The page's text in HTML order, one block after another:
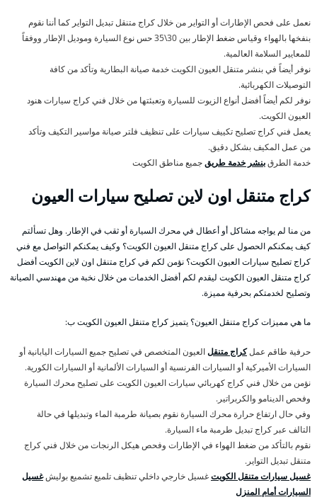
نعمل على فحص الإطارات أو التواير من خلال كراج متنقل تبديل التواير كما أننا نقوم
بنفخها بالهواء وقياس ضغط الإطار بين 30\35 حس نوع السيارة وموديل الإطار ووفقاً
للمعايير السلامة العالمية.
نوفر أيضاً في بنشر متنقل العيون الكويت خدمة صيانة البطارية وتأكد من كافة
التوصيلات الكهربائية.
نوفر لكم أيضاً أفضل أنواع الزيوت للسيارة وتعبئتها من خلال فني كراج سيارات هنود
العيون الكويت.
يعمل فني كراج تصليح تكييف سيارات على تنظيف فلتر صيانة مواسير التكيف وتأكد
من عمل المكيف بشكل دقيق.
خدمة الطرقبنشر خدمة طريقجميع مناطق الكويت
كراج متنقل اون لاين تصليح سيارات العيون
من منا لم يواجه مشاكل أو أعطال في محرك السيارة أو ثقب في الإطار. وهل تسألتم
كيف يمكنكم الحصول على كراج متنقل العيون الكويت؟ وكيف يمكنكم التواصل مع فني
كراج تصليح سيارات العيون الكويت؟ نؤمن لكم في كراج متنقل اون لاين الكويت أفضل
كراج متنقل العيون الكويت ليقدم لكم أفضل الخدمات من خلال نخبة من مهندسي الصيانة
وتصليح لخدمتكم بحرفية مميزة.
ما هي مميزات كراج متنقل العيون؟ يتميز كراج متنقل العيون الكويت ب:
حرفية طاقم عملكراج متنقلالعيون المتخصص في تصليح جميع السيارات اليابانية أو
السيارات الأميركية أو السيارات الفرنسية أو السيارات الألمانية أو السيارات الكورية.
نؤمن من خلال فني كراج كهربائي سيارات العيون الكويت على تصليح محرك السيارة
وفحص الدينامو والكربراتير.
وفي حال ارتفاع حرارة محرك السيارة نقوم بصيانة طرمبة الماء وتبديلها في حالة
التالف عبر كراج تبديل طرمبة ماء السيارة.
نقوم بالتأكد من ضغط الهواء في الإطارات وفحص هيكل الرنجات من خلال فني كراج
متنقل تبديل التواير.
غسيل سيارات متنقل الكويتغسيل خارجي داخلي تنظيف تلميع تشميع بوليشغسيل
السيارات أمام المنزل